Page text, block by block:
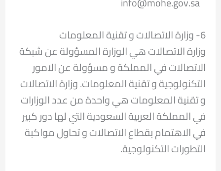
6- وزارة الاتصالات و تقنية المعلومات
وزارة الاتصالات هي الوزارة المسؤولة عن شبكة
الاتصالات في المملكة و مسؤولة عن الامور
التكنولوجية و تقنية المعلومات. وزارة الاتصالات
و تقنية المعلومات هي واحدة من عدد الوزارات
في المملكة العربية السعودية التي لها دور كبير
في الاهتمام بقطاع الاتصالات و تحاول مواكبة
التطورات التكنولوجية.